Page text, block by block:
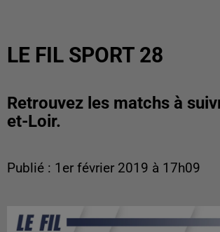
LE FIL SPORT 28
Retrouvez les matchs à
et-Loir.
Publié : 1er février 2019 à 17h09